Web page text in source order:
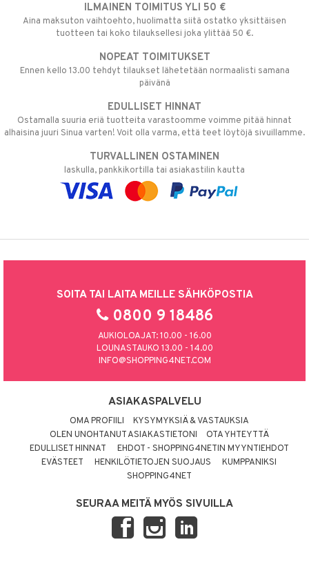
ILMAINEN TOIMITUS YLI 50 €
Aina maksuton vaihtoehto, huolimatta siitä ostatko yksittäisen
tuotteen tai koko tilauksellesi joka ylittää 50 €.
NOPEAT TOIMITUKSET
Ennen kello 13.00 tehdyt tilaukset lähetetään normaalisti samana
päivänä
EDULLISET HINNAT
Ostamalla suuria eriä tuotteita varastoomme voimme pitää hinnat
alhaisina juuri Sinua varten! Voit olla varma, että teet löytöjä sivuillamme.
TURVALLINEN OSTAMINEN
laskulla, pankkikortilla tai asiakastilin kautta
SOITA TAI LAITA MEILLE SÄHKÖPOSTIA
0800 9 18486
AUKIOLOAJAT: 10.00 - 16.00
LOUNASTAUKO 13.00 - 14.00
INFO@SHOPPING4NET.COM
ASIAKASPALVELU
OMA PROFIILI
KYSYMYKSIÄ & VASTAUKSIA
OLEN UNOHTANUT ASIAKASTIETONI
OTA YHTEYTTÄ
EDULLISET HINNAT
EHDOT - SHOPPING4NETIN MYYNTIEHDOT
EVÄSTEET
HENKILÖTIETOJEN SUOJAUS
KUMPPANIKSI
SHOPPING4NET
SEURAA MEITÄ MYÖS SIVUILLA